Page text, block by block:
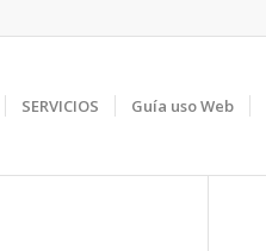
SERVICIOS Guía uso Web